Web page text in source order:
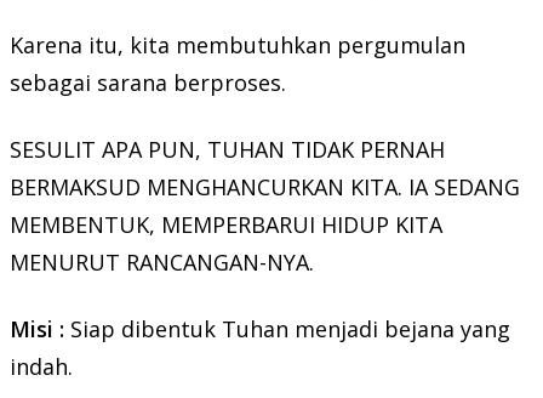
Karena itu, kita membutuhkan pergumulan
sebagai sarana berproses.
SESULIT APA PUN, TUHAN TIDAK PERNAH
BERMAKSUD MENGHANCURKAN KITA. IA SEDANG
MEMBENTUK, MEMPERBARUI HIDUP KITA
MENURUT RANCANGAN-NYA.
Misi : Siap dibentuk Tuhan menjadi bejana yang
indah.